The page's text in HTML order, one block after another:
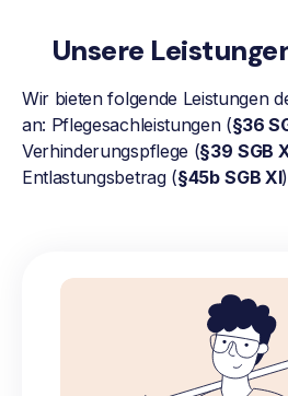
Unsere
Wir bieten folgende Leistungen
an: Pflegesachleistungen (§36
Verhinderungspflege (§39 SGB
Entlastungsbetrag (§45b SGB XI